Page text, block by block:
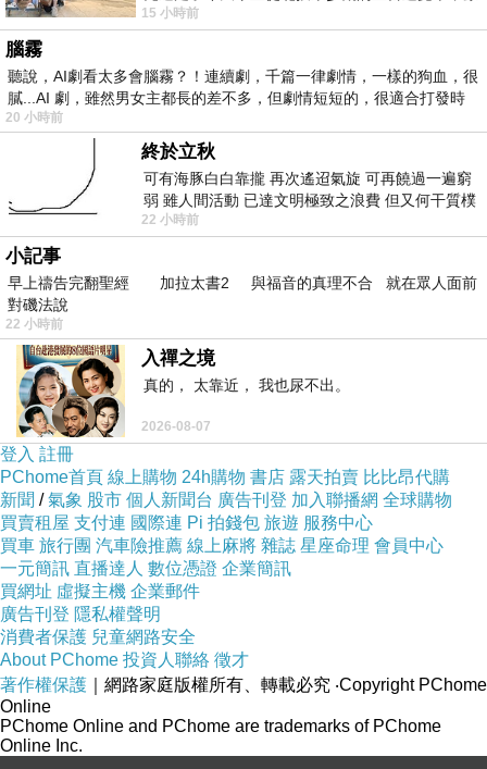
(調降售價)太陽能戶外LED防水人體感應燈
非買不可的理由
★多功能二合一人體感應燈
★鋁合金材質
★防水、抗熱、耐用
★持續30秒自動進入省電模式
以為展場已經差不多要安靜下來，卻發
15 小時前
腦霧
聽說，AI劇看太多會腦霧？！連續劇，千篇一律劇情，一樣的狗血，很
膩...AI 劇，雖然男女主都長的差不多，但劇情短短的，很適合打發時
20 小時前
終於立秋
可有海豚白白靠攏 再次遙迢氣旋 可再饒過一遍窮
弱 雖人間活動 已達文明極致之浪費 但又何干質樸
者 只能白白陪葬
22 小時前
小記事
早上禱告完翻聖經 加拉太書2 與福音的真理不合 就在眾人面前
對磯法說
22 小時前
入禪之境
真的， 太靠近， 我也尿不出。
2026-08-07
登入 註冊
PChome首頁 線上購物 24h購物 書店 露天拍賣 比比昂代購
新聞 /氣象 股市 個人新聞台 廣告刊登 加入聯播網 全球購物
買賣租屋 支付連 國際連 Pi 拍錢包 旅遊 服務中心
買車 旅行團 汽車險推薦 線上麻將 雜誌 星座命理 會員中心
一元簡訊 直播達人 數位憑證 企業簡訊
買網址 虛擬主機 企業郵件
廣告刊登 隱私權聲明
消費者保護 兒童網路安全
About PChome 投資人聯絡 徵才
著作權保護 ｜網路家庭版權所有、轉載必究 ‧Copyright PChome
Online
PChome Online and PChome are trademarks of PChome
Online Inc.